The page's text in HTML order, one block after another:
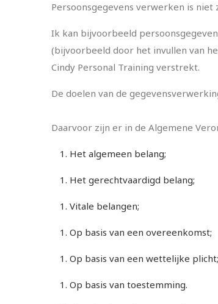
Persoonsgegevens verwerken is
Ik kan bijvoorbeeld
(bijvoorbeeld door het invullen van
Cindy Personal Training verstrekt.
De doelen van de
Daarvoor zijn er in de Algemene
Het algemeen belang;
Het gerechtvaardigd belang;
Vitale belangen;
Op basis van een overeenkomst;
Op basis van een wettelijke plicht;
Op basis van toestemming.